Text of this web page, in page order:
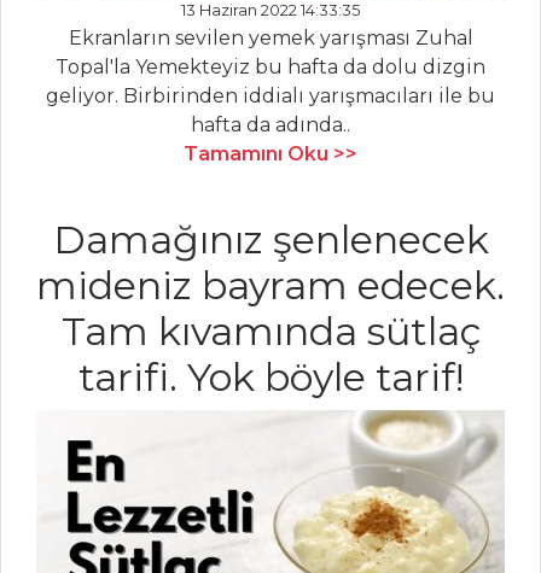
SALATALAR
Waldorf Salatası
Arpa Şehriyeli
Patates Salatası
Salatalar Tüm
Tarifleri
MAKARNA
KESTANE UNLU
PERDE PİLAVI
Kremalı ve
13 Haziran 2022 14:33:35
Ekranların sevilen yemek yarışması Zuhal
Topal'la Yemekteyiz bu hafta da dolu dizgin
geliyor. Birbirinden iddialı yarışmacıları ile bu
hafta da adında..
Tamamını Oku >>
Damağınız şenlenecek
mideniz bayram edecek.
Tam kıvamında sütlaç
tarifi. Yok böyle tarif!